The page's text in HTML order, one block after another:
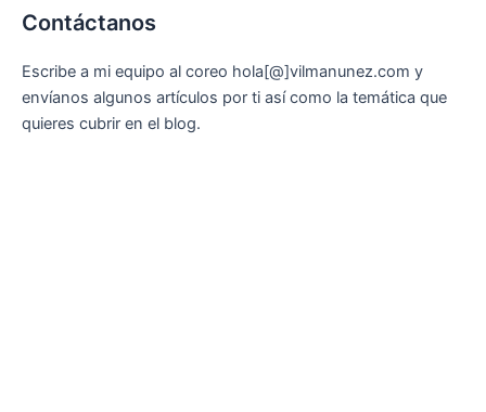
Contáctanos
Escribe a mi equipo al coreo hola[@]vilmanunez.com y
envíanos algunos artículos por ti así como la temática que
quieres cubrir en el blog.